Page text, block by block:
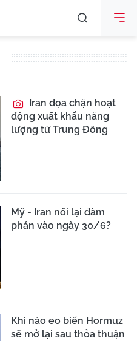
Iran dọa chặn hoạt
động xuất khẩu năng
lượng từ Trung Đông
Mỹ - Iran nối lại đàm
phán vào ngày 30/6?
Khi nào eo biển Hormuz
sẽ mở lại sau thỏa thuận